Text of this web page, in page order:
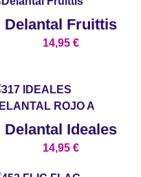
Delantal Fruittis
14,95 €
Delantal Ideales
14,95 €